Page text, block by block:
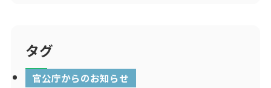
タグ
官公庁からのお知らせ